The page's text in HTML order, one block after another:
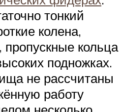
тонкий
колена,
кольца
подножках.
не рассчитаны
работу